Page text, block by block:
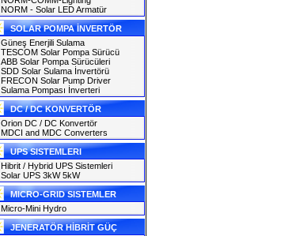
NORM - Solar LED Armatür
SOLAR POMPA İNVERTÖR
Güneş Enerjili Sulama
TESCOM Solar Pompa Sürücü
ABB Solar Pompa Sürücüleri
SDD Solar Sulama İnvertörü
FRECON Solar Pump Driver
Sulama Pompası İnverteri
DC / DC KONVERTÖR
Orion DC / DC Konvertör
MDCI and MDC Converters
UPS SISTEMLERI
Hibrit / Hybrid UPS Sistemleri
Solar UPS 3kW 5kW
MICRO-GRID SISTEMLER
Micro-Mini Hydro
JENERATÖR HİBRİT GÜÇ